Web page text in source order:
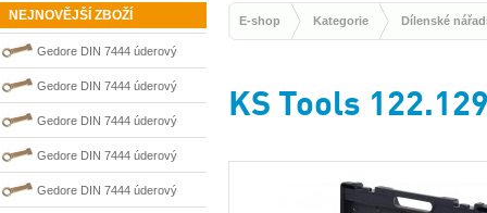
NEJNOVĚJŠÍ ZBOŽÍ
Gedore DIN 7444 úderový
nejiskřivý plochý (palcový) klíč
0100204S
Gedore DIN 7444 úderový
nejiskřivý plochý (palcový) klíč
0100202S
Gedore DIN 7444 úderový
nejiskřivý plochý (palcový) klíč
0100210S
Gedore DIN 7444 úderový
nejiskřivý plochý (palcový) klíč
Gedore DIN 7444 úderový
E-shop Kategorie Dílenské
KS Tools